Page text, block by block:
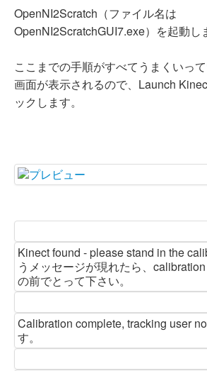
OpenNI2Scratch（ファイル名は
OpenNI2ScratchGUI7.exe）を起動し
ここまでの手順がすべてうまくいっ
画面が表示されるので、Launch
ックします。
Kinect found - please stand in the
うメッセージが現れたら、
の前でとって下さい。
Calibration complete, tracking user
す。